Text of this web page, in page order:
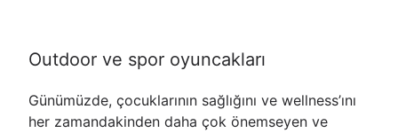
Outdoor ve spor oyuncakları
Günümüzde, çocuklarının sağlığını ve wellness’ını
her zamandakinden daha çok önemseyen ve